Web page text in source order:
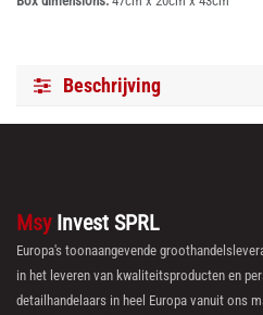
Beschrijving
Msy Invest SPRL
Europa's toonaangevende
in het leveren van kwaliteitsproducten en
detailhandelaars in heel Europa vanuit ons